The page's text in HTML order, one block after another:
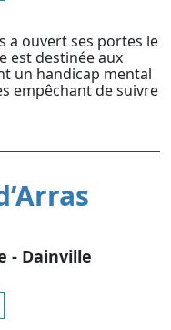
a ouvert ses portes le
est destinée aux
un handicap mental
empêchant de suivre
- Dainville